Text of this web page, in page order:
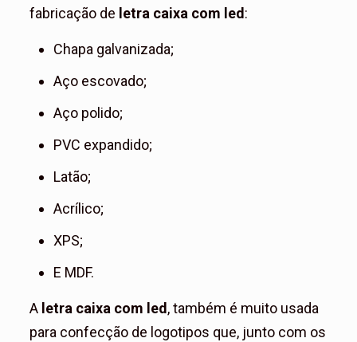
fabricação de letra caixa com led :
Chapa galvanizada;
Aço escovado;
Aço polido;
PVC expandido;
Latão;
Acrílico;
XPS;
E MDF.
A letra caixa com led , também é muito usada
para confecção de logotipos que, junto com os